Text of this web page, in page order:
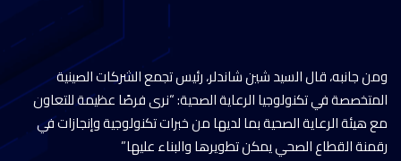
ومن جانبه، قال السيد شين شاندلر، رئيس تجمع الشركات الصينية
المتخصصة في تكنولوجيا الرعاية الصحية: “نرى فرصًا عظيمة للتعاون
مع هيئة الرعاية الصحية بما لديها من خبرات تكنولوجية وإنجازات في
رقمنة القطاع الصحي يمكن تطويرها والبناء عليها”